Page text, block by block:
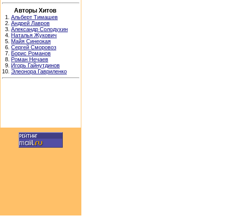
Авторы Хитов
1. Альберт Тимашев
2. Андрей Лавров
3. Александр Солодухин
4. Наталья Жукович
5. Майя Синеокая
6. Сергей Сморовоз
7. Борис Романов
8. Роман Нечаев
9. Игорь Гайнутдинов
10. Элеонора Гавриленко